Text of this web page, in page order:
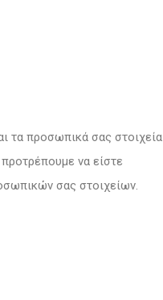
τα προσωπικά σας στοιχεία
να είστε
σας στοιχείων.